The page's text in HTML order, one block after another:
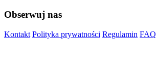
Obserwuj nas
Kontakt Polityka prywatności Regulamin FAQ